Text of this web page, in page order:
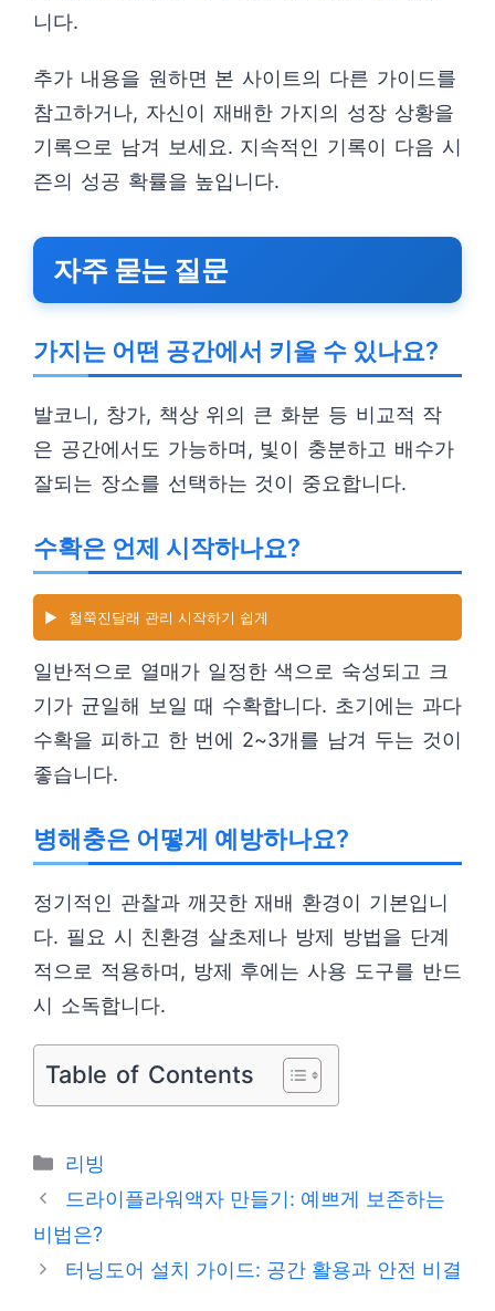
니다.
추가 내용을 원하면 본 사이트의 다른 가이드를
참고하거나, 자신이 재배한 가지의 성장 상황을
기록으로 남겨 보세요. 지속적인 기록이 다음 시
즌의 성공 확률을 높입니다.
자주 묻는 질문
가지는 어떤 공간에서 키울 수 있나요?
발코니, 창가, 책상 위의 큰 화분 등 비교적 작
은 공간에서도 가능하며, 빛이 충분하고 배수가
잘되는 장소를 선택하는 것이 중요합니다.
수확은 언제 시작하나요?
▶️ 철쭉진달래 관리 시작하기 쉽게
일반적으로 열매가 일정한 색으로 숙성되고 크
기가 균일해 보일 때 수확합니다. 초기에는 과다
수확을 피하고 한 번에 2~3개를 남겨 두는 것이
좋습니다.
병해충은 어떻게 예방하나요?
정기적인 관찰과 깨끗한 재배 환경이 기본입니
다. 필요 시 친환경 살초제나 방제 방법을 단계
적으로 적용하며, 방제 후에는 사용 도구를 반드
시 소독합니다.
Table of Contents
카
테
리
리빙
드라이플라워액자 만들기: 예쁘게 보존하는
비법은?
터닝도어 설치 가이드: 공간 활용과 안전 비결